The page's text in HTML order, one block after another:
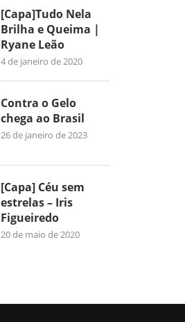
[Capa]Tudo Nela
Brilha e Queima |
Ryane Leão
4 de janeiro de 2020
Contra o Gelo
chega ao Brasil
26 de janeiro de 2023
[Capa] Céu sem
estrelas – Iris
Figueiredo
20 de maio de 2020